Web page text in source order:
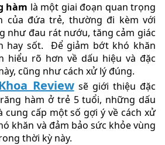
hàm là một giai đoạn quan trọng
của đứa trẻ, thường đi kèm với
như đau rát nướu, tăng cảm giác
hay sốt. Để giảm bớt khó khăn
hiểu rõ hơn về dấu hiệu và đặc
cũng như cách xử lý đúng.
Reviewsẽ giới thiệu đặc
hàm ở trẻ 5 tuổi, những dấu
cung cấp một số gợi ý về cách xử
khăn và đảm bảo sức khỏe vùng
thời kỳ này.